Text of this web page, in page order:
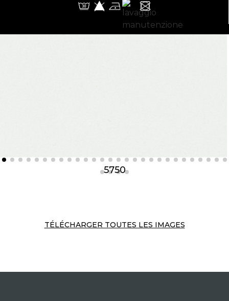
5750
TÉLÉCHARGER TOUTES LES IMAGES